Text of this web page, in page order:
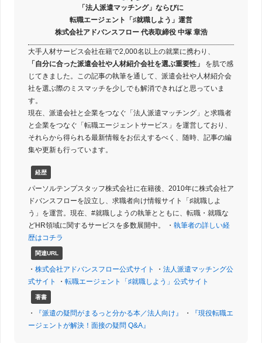
「法人派遣マッチング」ならびに
転職エージェント「♯就職しよう」運営
株式会社アドバンスフロー 代表取締役 中塚 章浩
大手人材サービス会社在籍で2,000名以上の就業に携わり、
「自分に合った派遣会社や人材紹介会社を選ぶ重要性」
を肌で感
じてきました。この記事の執筆を通して、派遣会社や人材紹介会
社を選ぶ際のミスマッチを少しでも解消できればと思っていま
す。
現在、派遣会社と企業をつなぐ「法人派遣マッチング」と求職者
と企業をつなぐ「転職エージェントサービス」を運営しており、
それらから得られる最新情報をお伝えするべく、随時、記事の編
集や更新も行っています。
経歴
パーソルテンプスタッフ株式会社に在籍後、2010年に株式会社ア
ドバンスフローを設立し、求職者向け情報サイト「♯就職しよ
う」を運営。現在、#就職しようの執筆とともに、転職・就職な
どHR領域に関するサービスを多数展開中。 ・ 執筆者の詳しい経
歴はコチラ
関連URL
・ 株式会社アドバンスフロー公式サイト ・ 法人派遣マッチング公
式サイト
・ 転職エージェント「♯就職しよう」公式サイト
著書
・ 『派遣の疑問がまるっと分かる本／法人向け』 ・
『現役転職エ
ージェントが解決！面接の疑問 Q&A』